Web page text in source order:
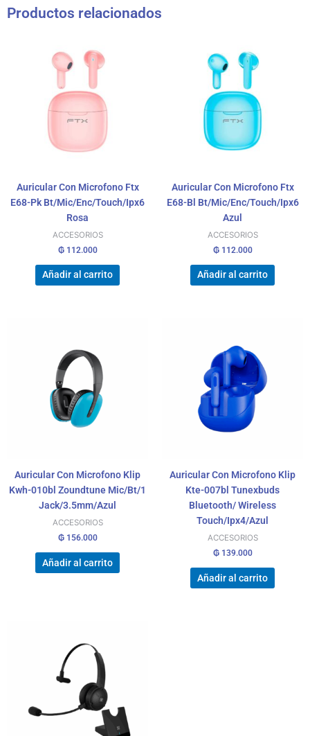
Productos relacionados
Auricular Con Microfono Ftx
E68-Pk Bt/Mic/Enc/Touch/Ipx6
Rosa
ACCESORIOS
₲112.000
Añadir al carrito
Auricular Con Microfono Ftx
E68-Bl Bt/Mic/Enc/Touch/Ipx6
Azul
ACCESORIOS
₲112.000
Añadir al carrito
Auricular Con Microfono Klip
Kwh-010bl Zoundtune Mic/Bt/1
Jack/3.5mm/Azul
ACCESORIOS
₲156.000
Añadir al carrito
Auricular Con Microfono Klip
Kte-007bl Tunexbuds
Bluetooth/ Wireless
Touch/Ipx4/Azul
ACCESORIOS
₲139.000
Añadir al carrito